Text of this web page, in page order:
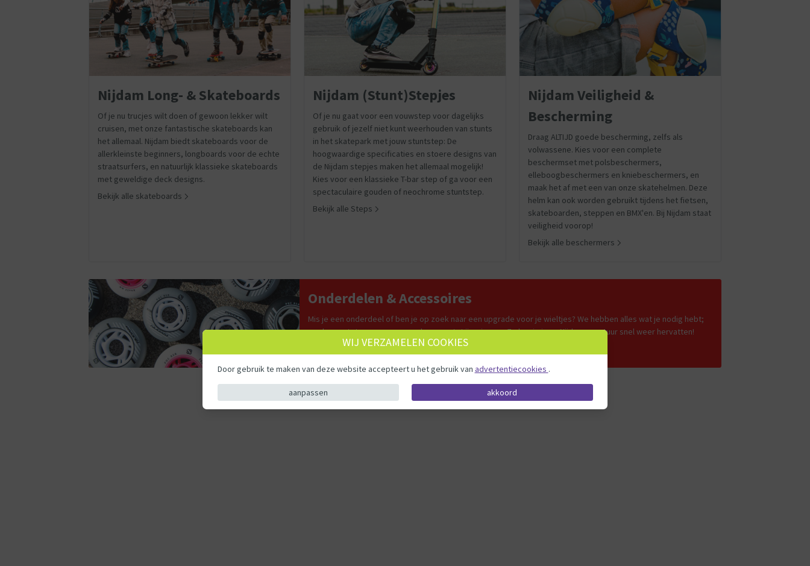
Nijdam Long- & Skateboards
Of je nu trucjes wilt doen of gewoon lekker wilt
cruisen, met onze fantastische skateboards kan
het allemaal. Nijdam biedt skateboards voor de
allerkleinste beginners, longboards voor de echte
straatsurfers, en natuurlijk klassieke skateboards
met geweldige deck designs.
Bekijk alle skateboards
Nijdam (Stunt)Stepjes
Of je nu gaat voor een vouwstep voor dagelijks
gebruik of jezelf niet kunt weerhouden van stunts
in het skatepark met jouw stuntstep: De
hoogwaardige specificaties en stoere designs van
de Nijdam stepjes maken het allemaal mogelijk!
Kies voor een klassieke T-bar step of ga voor een
spectaculaire gouden of neochrome stuntstep.
Bekijk alle Steps
Nijdam Veiligheid &
Bescherming
Draag ALTIJD goede bescherming, zelfs als
volwassene. Kies voor een complete
beschermset met polsbeschermers,
elleboogbeschermers en kniebeschermers, en
maak het af met een van onze skatehelmen. Deze
helm kan ook worden gebruikt tijdens het fietsen,
skateboarden, steppen en BMX'en. Bij Nijdam staat
veiligheid voorop!
Bekijk alle beschermers
Onderdelen & Accessoires
Mis je een onderdeel of ben je op zoek naar een upgrade voor je wieltjes? We hebben alles wat je nodig hebt;
van lagers tot ramps, en van schroeven tot ijspriemen. Zo kun je jouw Nijdam avontuur snel weer hervatten!
Bijkijk alle Onderdelen & Accessoires
WIJ VERZAMELEN COOKIES
Door gebruik te maken van deze website accepteert u het gebruik van advertentiecookies .
aanpassen akkoord